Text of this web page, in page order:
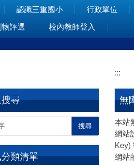
認識三重國小 行政單位
評選 校內教師登入
尋
搜尋
類清單
:::
無
本站
網站
Key)
網站